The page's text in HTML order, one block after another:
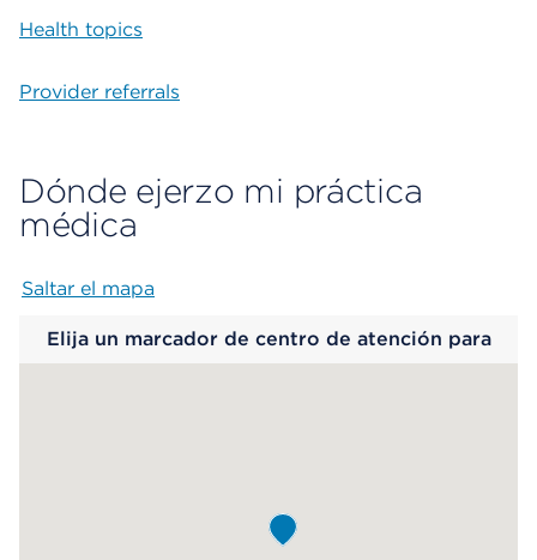
Health topics
Provider referrals
Dónde ejerzo mi práctica
médica
Saltar el mapa
Elija un marcador de centro de atención para